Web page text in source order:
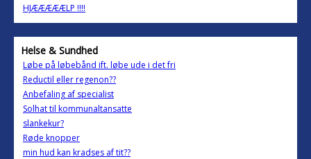
HJÆÆÆÆÆLP !!!!
Helse & Sundhed
Løbe på løbebånd ift. løbe ude i det fri
Reductil eller regenon??
Anbefaling af specialist
Solhat til kommunaltansatte
slankekur?
Røde knopper
min hud kan kradses af tit??